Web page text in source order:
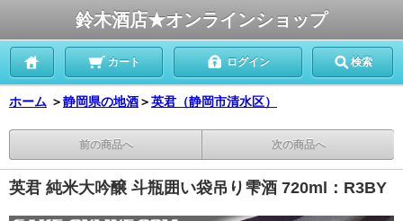
鈴木酒店★オンラインショップ
カート ログイン 検索
ホーム ＞静岡県の地酒＞英君（静岡市清水区）
前の商品へ 次の商品へ
英君 純米大吟醸 斗瓶囲い袋吊り雫酒 720ml：R3BY